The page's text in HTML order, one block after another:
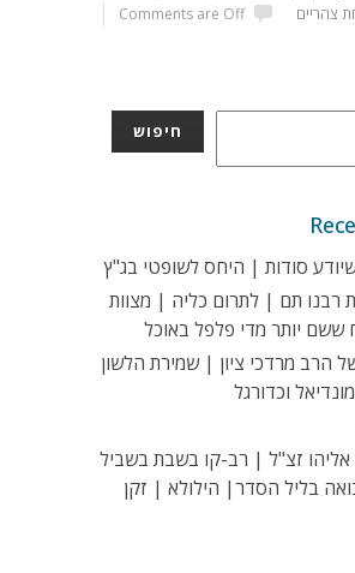
Comments are Off
צהריים
חיפוש
סודות | היחס לשופטי בג"ץ
רבנו תם | לתרום כליה | מצוות
יותר מדי פלפל באוכל
הרב מרדכי ציון | שמירת הלשון
וכדורגל
אליהו זצ"ל | רב-קו בשבת בשביל
בליל הסדר| הילולא | זקן